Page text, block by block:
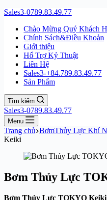
Sales3-0789.83.49.77
Chào Mừng Quý Khách
Chính Sách&Điều Khoản
Giới thiệu
Hổ Trợ Kỷ Thuật
Liên Hệ
Sales3-+84.789.83.49.77
Sản Phẩm
Tìm kiếm
Sales3-0789.83.49.77
Menu
Trang chủ BơmThủy Lực Khí
Keiki
Bơm Thủy Lực
Bơm Thủy Lực TOKYO Keiki